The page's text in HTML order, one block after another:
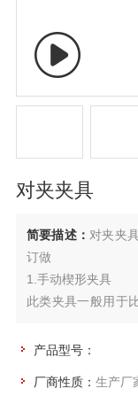
对夹夹具
简要描述： 对夹夹
订做
1.手动楔形夹具
此类夹具一般用于
2.织物抓样夹具
3.撕破夹具（也叫撕
产品型号：
厂商性质： 生产厂